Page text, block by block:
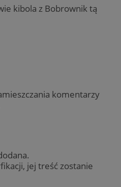
kibola z Bobrownik tą
komentarzy
jej treść zostanie